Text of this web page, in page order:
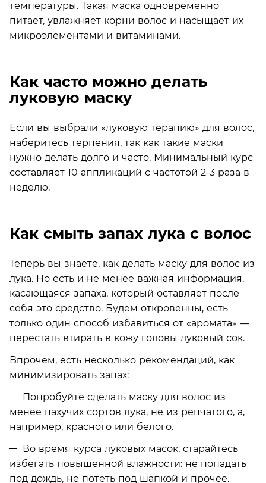
температуры. Такая маска одновременно
питает, увлажняет корни волос и насыщает их
микроэлементами и витаминами.
Как часто можно делать
луковую маску
Если вы выбрали «луковую терапию» для волос,
наберитесь терпения, так как такие маски
нужно делать долго и часто. Минимальный курс
составляет 10 аппликаций с частотой 2-3 раза в
неделю.
Как смыть запах лука с волос
Теперь вы знаете, как делать маску для волос из
лука. Но есть и не менее важная информация,
касающаяся запаха, который оставляет после
себя это средство. Будем откровенны, есть
только один способ избавиться от «аромата» —
перестать втирать в кожу головы луковый сок.
Впрочем, есть несколько рекомендаций, как
минимизировать запах:
Попробуйте сделать маску для волос из
менее пахучих сортов лука, не из репчатого, а,
например, красного или белого.
Во время курса луковых масок, старайтесь
избегать повышенной влажности: не попадать
под дождь, не потеть под шапкой и прочее.